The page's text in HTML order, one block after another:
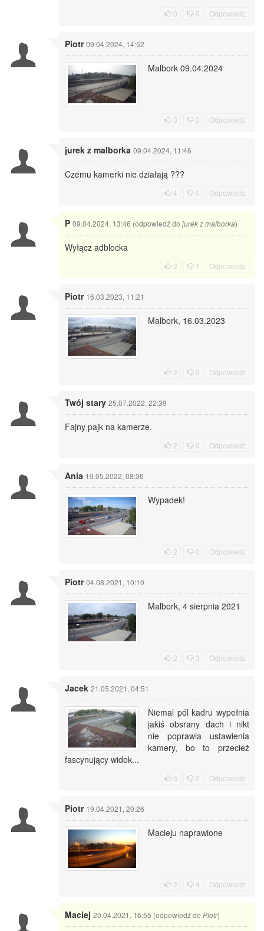
0 0 Odpowiedz
Piotr 09.04.2024, 14:52
Malbork 09.04.2024
3 2 Odpowiedz
jurek z malborka 09.04.2024, 11:46
Czemu kamerki nie działają ???
4 0 Odpowiedz
P 09.04.2024, 13:46 (odpowiedź do jurek z malborka)
Wyłącz adblocka
2 1 Odpowiedz
Piotr 16.03.2023, 11:21
Malbork, 16.03.2023
2 0 Odpowiedz
Twój stary 25.07.2022, 22:39
Fajny pajk na kamerze.
2 0 Odpowiedz
Ania 19.05.2022, 08:36
Wypadek!
2 0 Odpowiedz
Piotr 04.08.2021, 10:10
Malbork, 4 sierpnia 2021
2 3 Odpowiedz
Jacek 21.05.2021, 04:51
Niemal pól kadru wypełnia
jakiś obsrany dach i nikt
nie poprawia ustawienia
kamery, bo to przecież
fascynujący widok...
5 2 Odpowiedz
Piotr 19.04.2021, 20:26
Macieju naprawione
2 4 Odpowiedz
Maciej 20.04.2021, 16:55 (odpowiedź do Piotr)